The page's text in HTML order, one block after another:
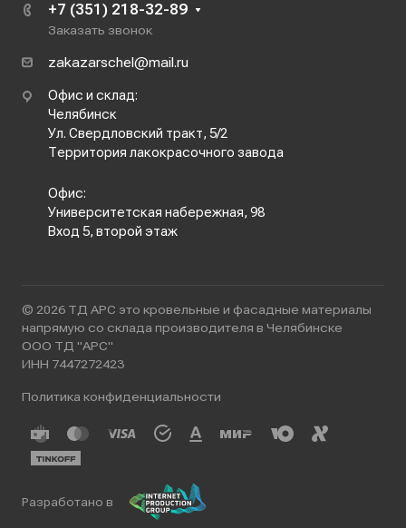
+7 (351) 218-32-89
Заказать звонок
zakazarschel@mail.ru
Офис и склад:
Челябинск
Ул. Свердловский тракт, 5/2
Территория лакокрасочного завода
Офис:
Университетская набережная, 98
Вход 5, второй этаж
© 2026 ТД АРС это кровельные и фасадные материалы
напрямую со склада производителя в Челябинске
ООО ТД "АРС"
ИНН 7447272423
Политика конфиденциальности
Разработано в